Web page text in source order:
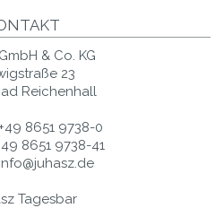
& Co. KG
23
Reichenhall
+49 8651 9738-0
8651 9738-41
info@juhasz.de
Tagesbar